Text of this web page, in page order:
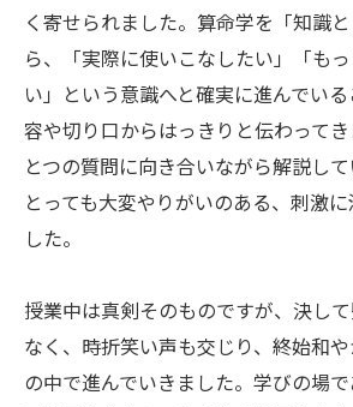
く寄せられました。算命学を「知識
ら、「実際に使いこなしたい」「も
い」という意識へと確実に進んでい
容や切り口からはっきりと伝わって
とつの質問に向き合いながら解説し
とっても大変やりがいのある、刺激
した。
授業中は真剣そのものですが、決し
なく、時折笑い声も交じり、終始和
の中で進んでいきました。学びの場